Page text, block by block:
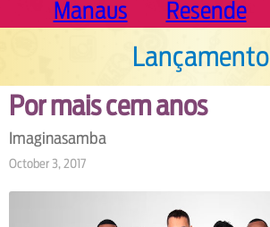
Manaus
Resende
Lançamento
Por mais cem anos
Imaginasamba
October 3, 2017